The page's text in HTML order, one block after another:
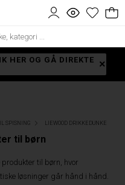
HER OG GÅ DIREKTE
SPISNING LIEWOOD DRIKKEDUNKE
til børn
til børn, hvor
løsninger går hånd i hånd.